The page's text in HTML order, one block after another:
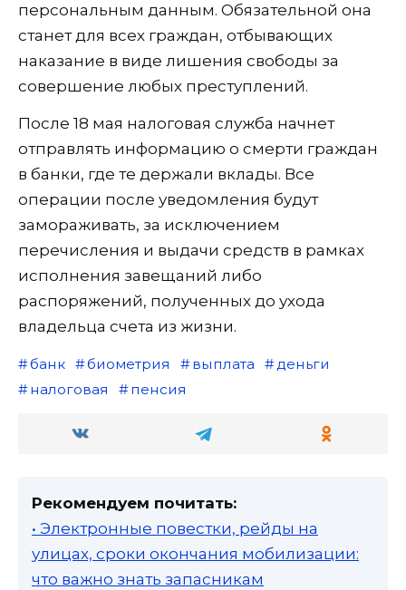
персональным данным. Обязательной она
станет для всех граждан, отбывающих
наказание в виде лишения свободы за
совершение любых преступлений.
После 18 мая налоговая служба начнет
отправлять информацию о смерти граждан
в банки, где те держали вклады. Все
операции после уведомления будут
замораживать, за исключением
перечисления и выдачи средств в рамках
исполнения завещаний либо
распоряжений, полученных до ухода
владельца счета из жизни.
банк биометрия выплата
деньги
налоговая
пенсия
Рекомендуем почитать:
• Электронные повестки, рейды на
улицах, сроки окончания мобилизации:
что важно знать запасникам